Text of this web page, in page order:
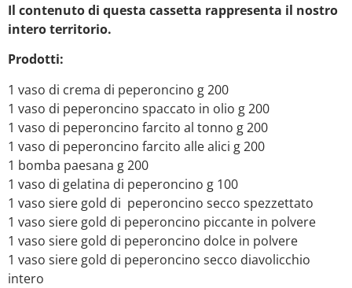
Il contenuto di questa cassetta rappresenta il nostro
intero territorio.
​​​​​​​Prodotti:
1 vaso di crema di peperoncino g 200
1 vaso di peperoncino spaccato in olio g 200
1 vaso di peperoncino farcito al tonno g 200
1 vaso di peperoncino farcito alle alici g 200
1 bomba paesana g 200
1 vaso di gelatina di peperoncino g 100
1 vaso siere gold di peperoncino secco spezzettato
1 vaso siere gold di peperoncino piccante in polvere
1 vaso siere gold di peperoncino dolce in polvere
1 vaso siere gold di peperoncino secco diavolicchio
intero